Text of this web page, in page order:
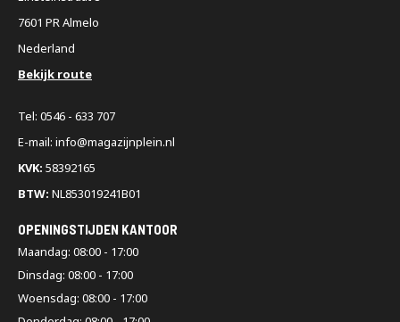
7601 PR Almelo
Nederland
Bekijk route
Tel: 0546 - 633 707
E-mail: info@magazijnplein.nl
KVK: 58392165
BTW: NL853019241B01
OPENINGSTIJDEN KANTOOR
Maandag: 08:00 - 17:00
Dinsdag: 08:00 - 17:00
Woensdag: 08:00 - 17:00